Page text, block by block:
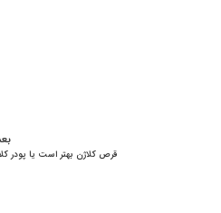
قرص کلاژن بهتر است یا پودر